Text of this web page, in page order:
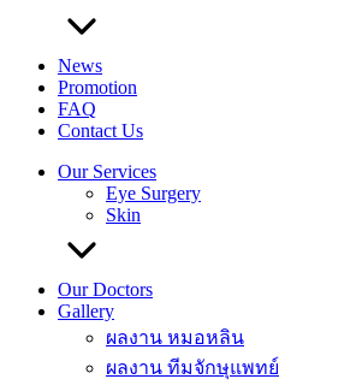
News
Promotion
FAQ
Contact Us
Our Services
Eye Surgery
Skin
Our Doctors
Gallery
ผลงาน หมอหลิน
ผลงาน ทีมจักษุแพทย์